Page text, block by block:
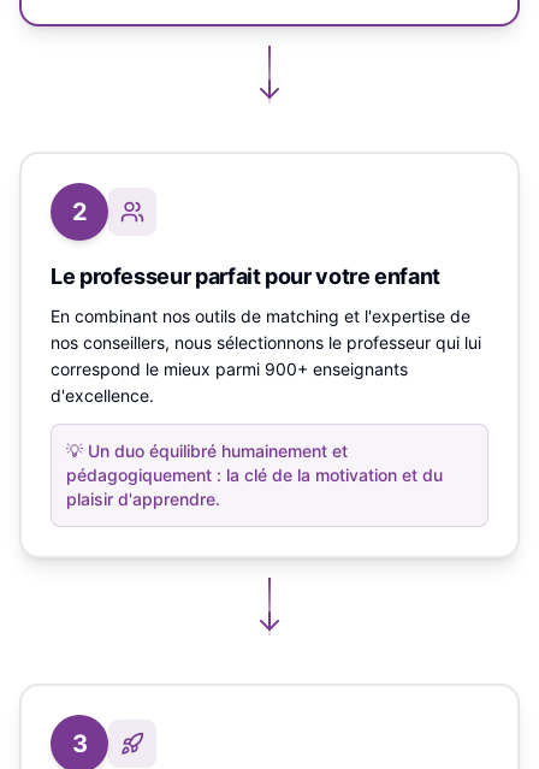
2
Le professeur parfait pour votre enfant
En combinant nos outils de matching et l'expertise de
nos conseillers, nous sélectionnons le professeur qui lui
correspond le mieux parmi 900+ enseignants
d'excellence.
💡 Un duo équilibré humainement et
pédagogiquement : la clé de la motivation et du
plaisir d'apprendre.
3